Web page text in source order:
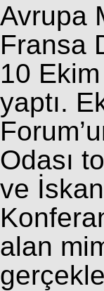
Avrupa
Fransa
10
yaptı.
Odası
ve
alan